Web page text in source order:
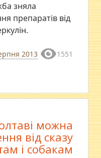
зняла
препаратів від
2013 1551
можна
від сказу
і собакам